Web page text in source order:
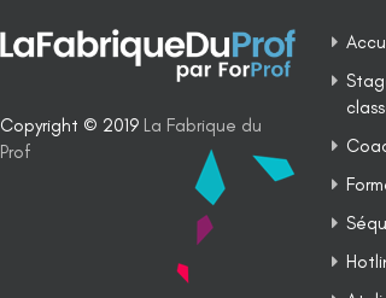
Copyright © 2019 La Fabrique du
Prof